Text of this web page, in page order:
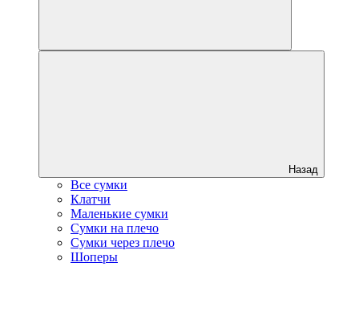
Назад
Все сумки
Клатчи
Маленькие сумки
Сумки на плечо
Сумки через плечо
Шоперы